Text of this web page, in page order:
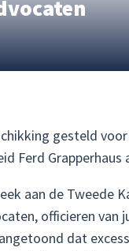
gesteld
Ferd Grapperhaus
aan de
officieren
dat